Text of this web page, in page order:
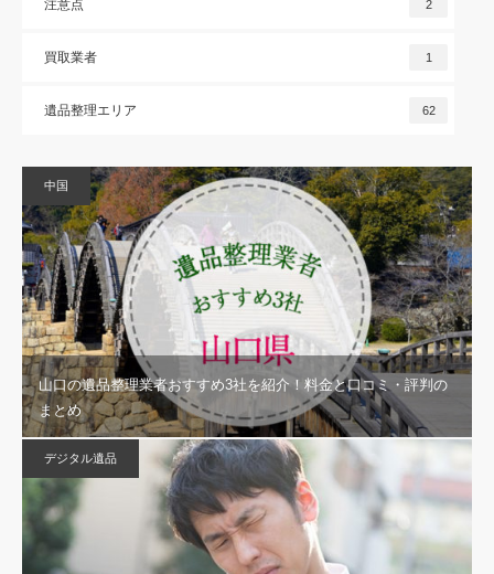
注意点 2
買取業者 1
遺品整理エリア 62
中国
山口の遺品整理業者おすすめ3社を紹介！料金と口コミ・評判の
まとめ
デジタル遺品